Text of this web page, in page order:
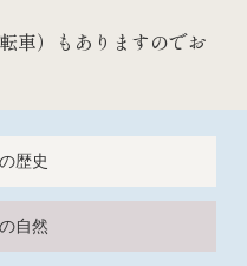
車）もありますのでお
歴史
自然